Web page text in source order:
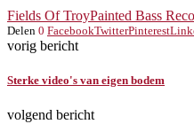
Fields Of TroyPainted Bass
Delen 0 FacebookTwitterPinterest
vorig bericht
Sterke video's van eigen bodem
volgend bericht